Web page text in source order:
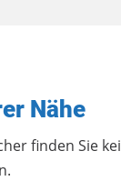
Nähe
finden Sie